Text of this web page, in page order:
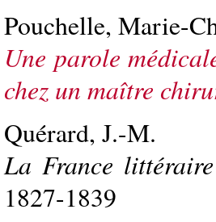
Pouchelle, Marie-
Une parole
chez un maître
Quérard, J.-M.
La France
1827-1839